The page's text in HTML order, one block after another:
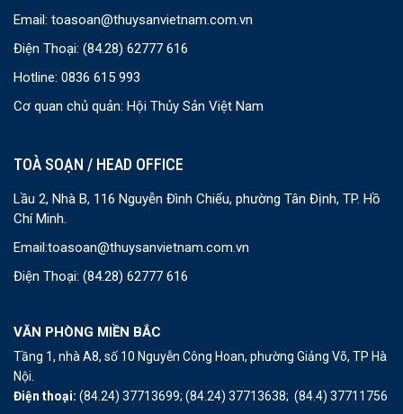
Email: toasoan@thuysanvietnam.com.vn
Điện Thoại: (84.28) 62777 616
Hotline: 0836 615 993
Cơ quan chủ quản: Hội Thủy Sản Việt Nam
TOÀ SOẠN / HEAD OFFICE
Lầu 2, Nhà B, 116 Nguyễn Đình Chiểu, phường Tân Định, TP. Hồ
Chí Minh.
Email:toasoan@thuysanvietnam.com.vn
Điện Thoại: (84.28) 62777 616
VĂN PHÒNG MIỀN BẮC
Tầng 1, nhà A8, số 10 Nguyễn Công Hoan, phường Giảng Võ, TP Hà
Nội.
Điện thoại: (84.24) 37713699; (84.24) 37713638; (84.4) 37711756